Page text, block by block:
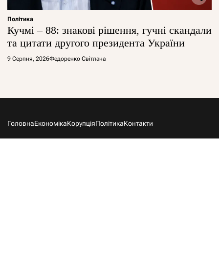
Політика
Кучмі – 88: знакові рішення, гучні скандали
та цитати другого президента України
9 Серпня, 2026Федоренко Світлана
ГоловнаЕкономікаКорупціяПолітикаКонтакти